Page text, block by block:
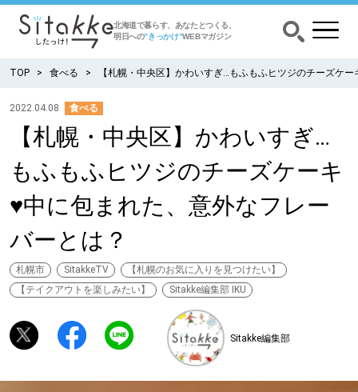
北海道で暮らす、あなたとつくる、
明日への”きっかけ”WEBマガジン
CATEGORY カテゴリー
食べる
暮らす
TOP 食べる 【札幌・中央区】かわいすぎ…もふもふヒツジのチーズケ
2022.04.08 食べる
【札幌・中央区】かわいすぎ…
もふもふヒツジのチーズケーキ
♥中に包まれた、意外なフレー
バーとは？
札幌市 SitakkeTV
【札幌のお気に入りを見つけたい】
【テイクアウトを楽しみたい】
Sitakke編集部 IKU
Sitakke編集部